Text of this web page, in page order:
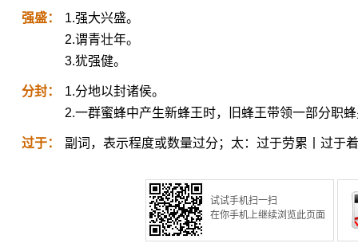
强盛：
1.强大兴盛。
2.谓青壮年。
3.犹强健。
分封：
1.分地以封诸侯。
2.一群蜜蜂中产生新蜂王时，旧蜂王带领一部分职
过于： 副词，表示程度或数量过分；太：过于劳累丨过于
试试手机扫一扫
在你手机上继续浏览此页面